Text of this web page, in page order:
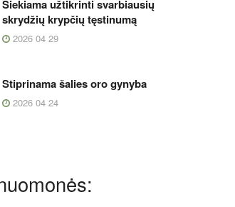
Siekiama užtikrinti svarbiausių
skrydžių krypčių tęstinumą
2026 04 29
Stiprinama šalies oro gynyba
2026 04 24